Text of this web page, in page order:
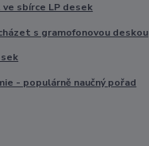
sbírce LP desek
s gramofonovou deskou
- populárně naučný pořad